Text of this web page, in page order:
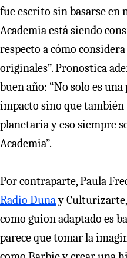
fue escrito sin basarse en
Academia está siendo
respecto a cómo
originales”. Pronostica
buen año: “No solo es
impacto sino que
planetaria y eso siempre
Academia”.
Por contraparte, Paula
Radio Dunay
como guion adaptado es
parece que tomar la